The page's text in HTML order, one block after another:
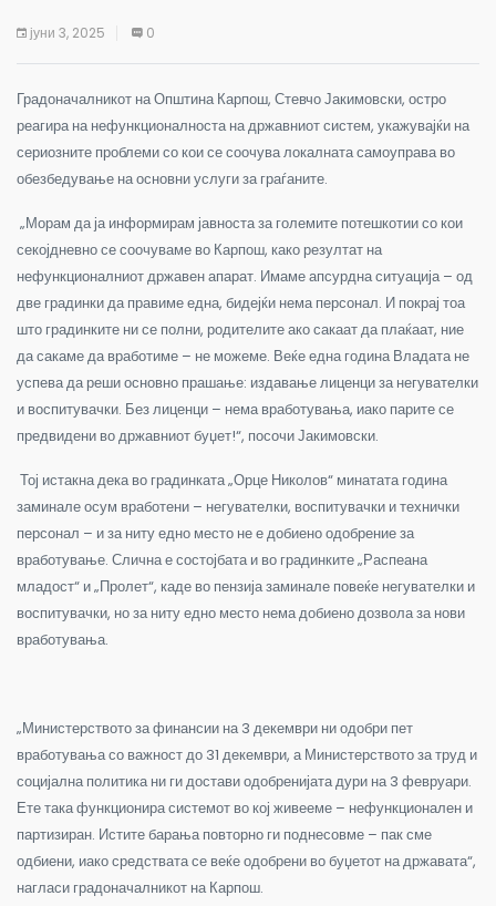
јуни 3, 2025 0
Градоначалникот на Општина Карпош, Стевчо Јакимовски, остро
реагира на нефункционалноста на државниот систем, укажувајќи на
сериозните проблеми со кои се соочува локалната самоуправа во
обезбедување на основни услуги за граѓаните.
„Морам да ја информирам јавноста за големите потешкотии со кои
секојдневно се соочуваме во Карпош, како резултат на
нефункционалниот државен апарат. Имаме апсурдна ситуација – од
две градинки да правиме една, бидејќи нема персонал. И покрај тоа
што градинките ни се полни, родителите ако сакаат да плаќаат, ние
да сакаме да вработиме – не можеме. Веќе една година Владата не
успева да реши основно прашање: издавање лиценци за негувателки
и воспитувачки. Без лиценци – нема вработувања, иако парите се
предвидени во државниот буџет!“, посочи Јакимовски.
Тој истакна дека во градинката „Орце Николов“ минатата година
заминале осум вработени – негувателки, воспитувачки и технички
персонал – и за ниту едно место не е добиено одобрение за
вработување. Слична е состојбата и во градинките „Распеана
младост“ и „Пролет“, каде во пензија заминале повеќе негувателки и
воспитувачки, но за ниту едно место нема добиено дозвола за нови
вработувања.
„Министерството за финансии на 3 декември ни одобри пет
вработувања со важност до 31 декември, а Министерството за труд и
социјална политика ни ги достави одобренијата дури на 3 февруари.
Ете така функционира системот во кој живееме – нефункционален и
партизиран. Истите барања повторно ги поднесовме – пак сме
одбиени, иако средствата се веќе одобрени во буџетот на државата“,
нагласи градоначалникот на Карпош.